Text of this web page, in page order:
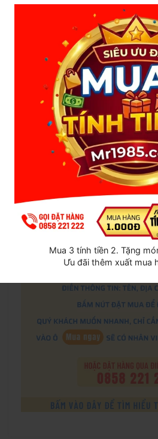
Ưu đãi bất ngờ:Luôn đi
hấp dẫn cho mỗi đơn hàng.
Giao hàng kín đáo:Đóng
ghi tên sản phẩm
, bảo mật
tuyệt đối.
Chính sách đổi trả:Hỗ trợ
nếu sản phẩm có lỗi từ nhà
Tư vấn miễn phí:Hỗ trợ giải
"khó nói" để bạn chọn được
Mua 3 tính tiền 2. Tặng
Ưu đãi thêm xuất mua